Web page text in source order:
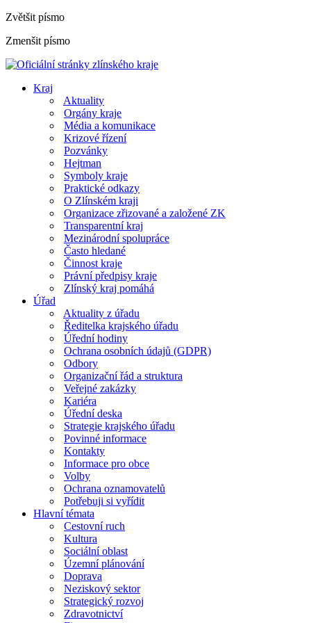
Zvětšit písmo
Zmenšit písmo
Kraj
Aktuality
Orgány kraje
Média a komunikace
Krizové řízení
Pozvánky
Hejtman
Symboly kraje
Praktické odkazy
O Zlínském kraji
Organizace zřizované a založené ZK
Transparentní kraj
Mezinárodní spolupráce
Často hledané
Činnost kraje
Právní předpisy kraje
Zlínský kraj pomáhá
Úřad
Aktuality z úřadu
Ředitelka krajského úřadu
Úřední hodiny
Ochrana osobních údajů (GDPR)
Odbory
Organizační řád a struktura
Veřejné zakázky
Kariéra
Úřední deska
Strategie krajského úřadu
Povinné informace
Kontakty
Informace pro obce
Volby
Ochrana oznamovatelů
Potřebuji si vyřídit
Hlavní témata
Cestovní ruch
Kultura
Sociální oblast
Územní plánování
Doprava
Neziskový sektor
Strategický rozvoj
Zdravotnictví